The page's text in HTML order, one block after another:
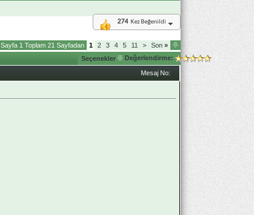
274 Kez Beğenildi
Sayfa 1 Toplam 21 Sayfadan 1 2 3 4 5 11 > Son »
Seçenekler
Değerlendirme:
Mesaj No: